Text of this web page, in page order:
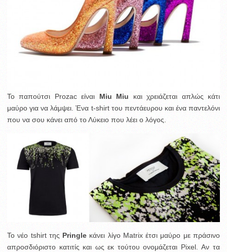
To παπούτσι Prozac είναι Miu Miu και χρειάζεται απλώς κάτι
μαύρο για να λάμψει. Ένα t-shirt του πεντάευρου και ένα παντελόνι
που να σου κάνει από το Λύκειο που λέει ο λόγος.
Το νέο tshirt της Pringle κάνει λίγο Matrix έτσι μαύρο με πράσινο
απροσδιόριστο κατιτίς και ως εκ τούτου ονομάζεται Pixel. Αν τα